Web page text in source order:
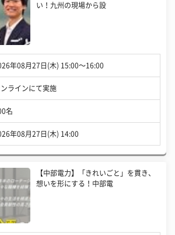
い！九州の現場から設
年08月27日(木) 15:00〜16:00
ンラインにて実施
名
年08月27日(木) 14:00
【中部電力】「きれいごと」を貫き、
想いを形にする！中部電